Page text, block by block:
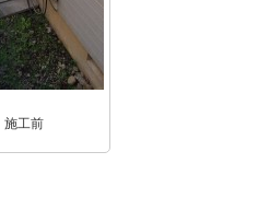
施工前